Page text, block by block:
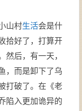
山村生活会是什
拾好了，打算开
然后，有一天，
，而是卸下了乌
打破了。在《老
陷入更加诡异的